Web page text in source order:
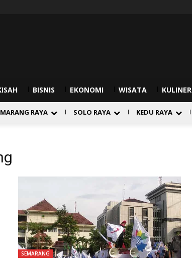
BISNIS EKONOMI WISATA KULINER
RAYA SOLO RAYA KEDU RAYA
SEMARANG